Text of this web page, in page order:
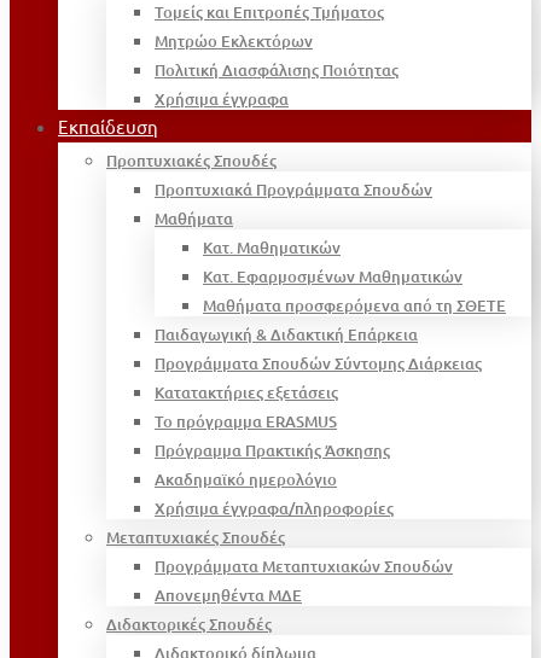
Τομείς και Επιτροπές Τμήματος
Μητρώο Εκλεκτόρων
Πολιτική Διασφάλισης Ποιότητας
Χρήσιμα έγγραφα
Εκπαίδευση
Προπτυχιακές Σπουδές
Προπτυχιακά Προγράμματα Σπουδών
Μαθήματα
Κατ. Μαθηματικών
Κατ. Εφαρμοσμένων Μαθηματικών
Μαθήματα προσφερόμενα από τη ΣΘΕΤΕ
Παιδαγωγική & Διδακτική Επάρκεια
Προγράμματα Σπουδών Σύντομης Διάρκειας
Κατατακτήριες εξετάσεις
Το πρόγραμμα ERASMUS
Πρόγραμμα Πρακτικής Άσκησης
Ακαδημαϊκό ημερολόγιο
Χρήσιμα έγγραφα/πληροφορίες
Μεταπτυχιακές Σπουδές
Προγράμματα Μεταπτυχιακών Σπουδών
Απονεμηθέντα ΜΔΕ
Διδακτορικές Σπουδές
Διδακτορικό δίπλωμα